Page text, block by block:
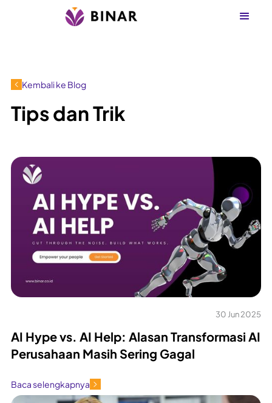
Kembali ke Blog
Tips dan Trik
30 Jun 2025
AI Hype vs. AI Help: Alasan Transformasi AI
Perusahaan Masih Sering Gagal
Baca selengkapnya